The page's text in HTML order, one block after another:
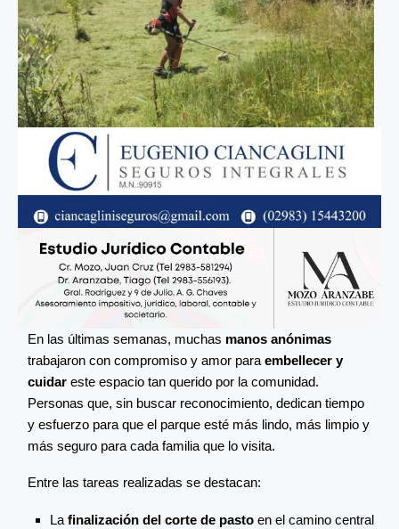
En las últimas semanas, muchas manos anónimas
trabajaron con compromiso y amor para embellecer y
cuidar este espacio tan querido por la comunidad.
Personas que, sin buscar reconocimiento, dedican tiempo
y esfuerzo para que el parque esté más lindo, más limpio y
más seguro para cada familia que lo visita.
Entre las tareas realizadas se destacan:
La finalización del corte de pasto en el camino central